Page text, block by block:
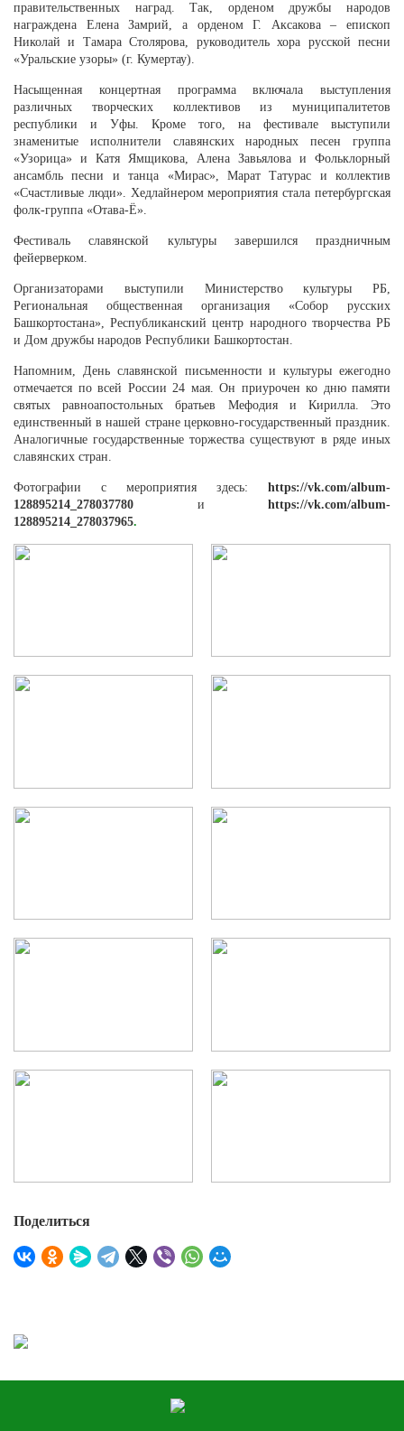
правительственных наград. Так, орденом дружбы народов
награждена Елена Замрий, а орденом Г. Аксакова – епископ
Николай и Тамара Столярова, руководитель хора русской песни
«Уральские узоры» (г. Кумертау).
Насыщенная концертная программа включала выступления
различных творческих коллективов из муниципалитетов
республики и Уфы. Кроме того, на фестивале выступили
знаменитые исполнители славянских народных песен группа
«Узорица» и Катя Ямщикова, Алена Завьялова и Фольклорный
ансамбль песни и танца «Мирас», Марат Татурас и коллектив
«Счастливые люди». Хедлайнером мероприятия стала петербургская
фолк-группа «Отава-Ё».
Фестиваль славянской культуры завершился праздничным
фейерверком.
Организаторами выступили Министерство культуры РБ,
Региональная общественная организация «Собор русских
Башкортостана», Республиканский центр народного творчества РБ
и Дом дружбы народов Республики Башкортостан.
Напомним, День славянской письменности и культуры ежегодно
отмечается по всей России 24 мая. Он приурочен ко дню памяти
святых равноапостольных братьев Мефодия и Кирилла. Это
единственный в нашей стране церковно-государственный праздник.
Аналогичные государственные торжества существуют в ряде иных
славянских стран.
Фотографии с мероприятия здесь: https://vk.com/album-
128895214_278037780 и https://vk.com/album-
128895214_278037965.
Поделиться